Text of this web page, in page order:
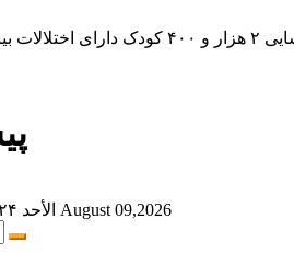
الأحد ۲۴ صفر ۱۴۴۸ August 09,2026